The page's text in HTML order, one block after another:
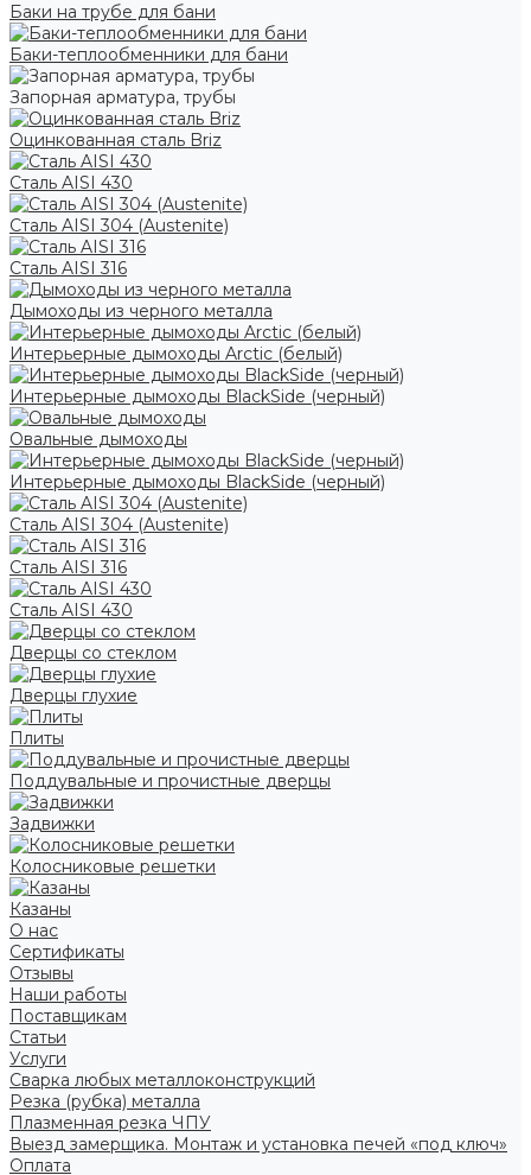
Баки на трубе для бани
Баки-теплообменники для бани
Запорная арматура, трубы
Оцинкованная сталь Briz
Сталь AISI 430
Сталь AISI 304 (Austenite)
Сталь AISI 316
Дымоходы из черного металла
Интерьерные дымоходы Arctic (белый)
Интерьерные дымоходы BlackSide (черный)
Овальные дымоходы
Интерьерные дымоходы BlackSide (черный)
Сталь AISI 304 (Austenite)
Сталь AISI 316
Сталь AISI 430
Дверцы со стеклом
Дверцы глухие
Плиты
Поддувальные и прочистные дверцы
Задвижки
Колосниковые решетки
Казаны
О нас
Сертификаты
Отзывы
Наши работы
Поставщикам
Статьи
Услуги
Сварка любых металлоконструкций
Резка (рубка) металла
Плазменная резка ЧПУ
Выезд замерщика. Монтаж и установка печей «под ключ»
Оплата